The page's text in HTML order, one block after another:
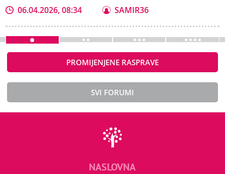
06.04.2026, 08:34 SAMIR36
PROMIJENJENE RASPRAVE
SVI FORUMI
NASLOVNA